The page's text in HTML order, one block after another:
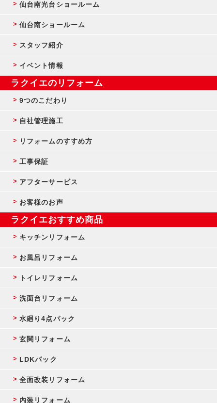
仙台南光台ショールーム
仙台南ショールーム
スタッフ紹介
イベント情報
ラクイエのリフォーム
9つのこだわり
自社管理施工
リフォームのすすめ方
工事保証
アフターサービス
お客様のお声
ラクイエおすすめ商品
キッチンリフォーム
お風呂リフォーム
トイレリフォーム
洗面台リフォーム
水廻り4点パック
玄関リフォーム
LDKパック
全面改装リフォーム
内装リフォーム